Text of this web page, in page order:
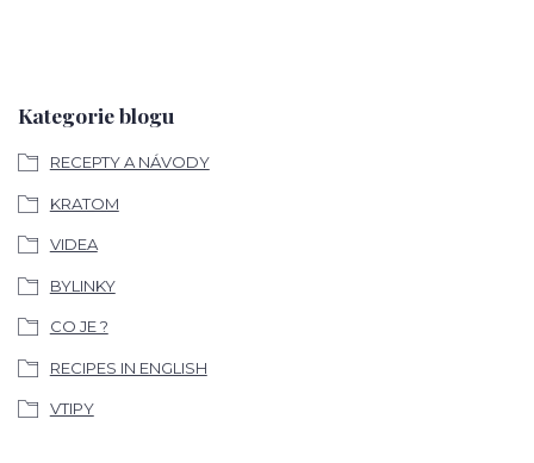
Kategorie blogu
RECEPTY A NÁVODY
KRATOM
VIDEA
BYLINKY
CO JE ?
RECIPES IN ENGLISH
VTIPY